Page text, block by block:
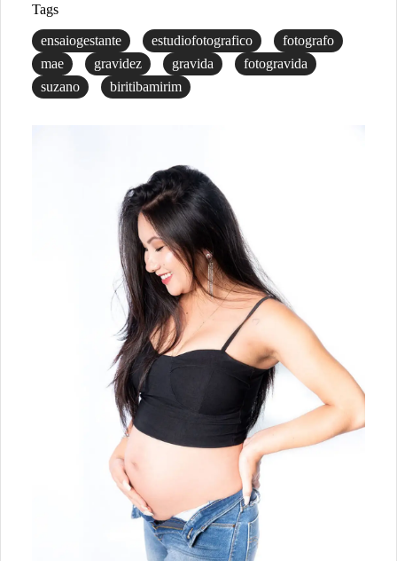
Tags
ensaiogestante estudiofotografico
fotografo
mae
gravidez gravida
fotogravida
suzano
biritibamirim